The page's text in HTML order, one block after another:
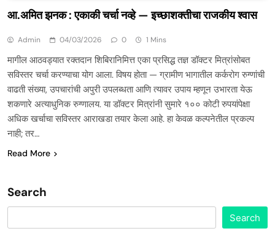
आ.अमित झनक : एकाकी चर्चा नव्हे — इच्छाशक्तीचा राजकीय श्वास
Admin 04/03/2026 0 1 Mins
मागील आठवड्यात रक्तदान शिबिरानिमित्त एका प्रसिद्ध तज्ञ डॉक्टर मित्रांसोबत
सविस्तर चर्चा करण्याचा योग आला. विषय होता — ग्रामीण भागातील कर्करोग रुग्णांची
वाढती संख्या, उपचारांची अपुरी उपलब्धता आणि त्यावर उपाय म्हणून उभारता येऊ
शकणारे अत्याधुनिक रुग्णालय. या डॉक्टर मित्रांनी सुमारे १०० कोटी रुपयांपेक्षा
अधिक खर्चाचा सविस्तर आराखडा तयार केला आहे. हा केवळ कल्पनेतील प्रकल्प
नाही; तर…
Read More
Search
Search